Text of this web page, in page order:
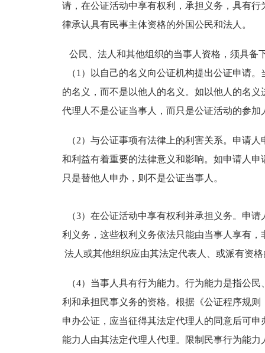
请，在公证活动中享有权利，承担义务，具有
律承认具有民事主体资格的外国公民和法人。
公民、法人和其他组织的当事人资格，须具
（1）以自己的名义向公证机构提出公证申请
的名义，而不是以他人的名义。如以他人的名
代理人不是公证当事人，而只是公证活动的参
（2）与公证事项有法律上的利害关系。申请
和利益有着重要的法律意义和影响。如申请人
只是替他人申办，则不是公证当事人。
（3）在公证活动中享有权利并承担义务。申
利义务，这些权利义务依法只能由当事人享有
法人或其他组织应由其法定代表人、或派有资
（4）当事人具有行为能力。行为能力是指公
利和承担民事义务的资格。根据《公证程序规
申办公证，应当征得其法定代理人的同意后可
能力人由其法定代理人代理。限制民事行为能